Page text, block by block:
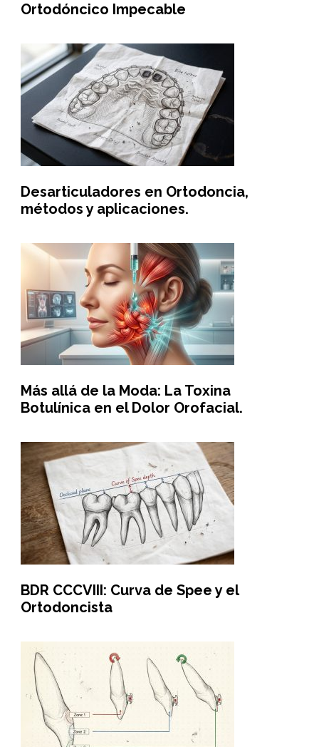
Ortodóncico Impecable
Desarticuladores en Ortodoncia,
métodos y aplicaciones.
Más allá de la Moda: La Toxina
Botulínica en el Dolor Orofacial.
BDR CCCVIII: Curva de Spee y el
Ortodoncista